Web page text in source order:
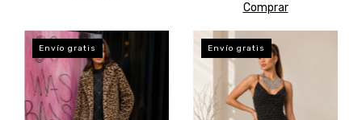
Comprar
Envío gratis Envío gratis